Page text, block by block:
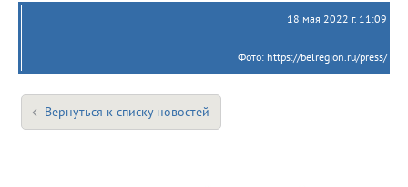
18 мая 2022 г. 11:09
Фото: https://belregion.ru/press/
Вернуться к списку новостей